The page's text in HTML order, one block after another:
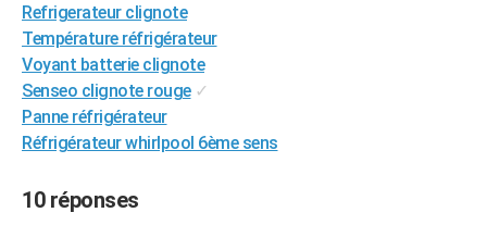
Destinations
City break
Voyage nature
Voyage de noces
Forum
Climat
+PHOTO
GUIDES D'ACHAT
BONS PLANS
Carte de Noël
Carte Bonne année
Carte Saint-Valentin
Carte Pâques
Carte d'anniversaire
DICTIONNAIRE
Refrigerateur clignote
Température réfrigérateur
Voyant batterie clignote
Senseo clignote rouge ✓
Panne réfrigérateur
Réfrigérateur whirlpool 6ème sens
10 réponses